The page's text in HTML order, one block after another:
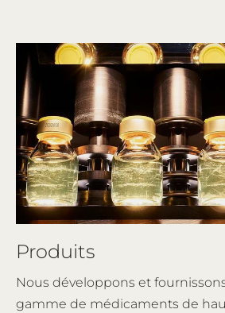
Produits
Nous développons et
gamme de médicaments de